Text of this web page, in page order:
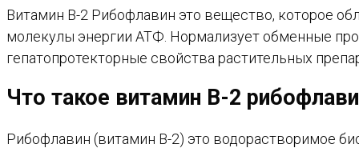
Витамин B-2 Рибофлавин это вещество, которое
молекулы энергии АТФ. Нормализует обменные
гепатопротекторные свойства растительных
Что такое витамин B-2
Рибофлавин (витамин B-2) это водорастворимое